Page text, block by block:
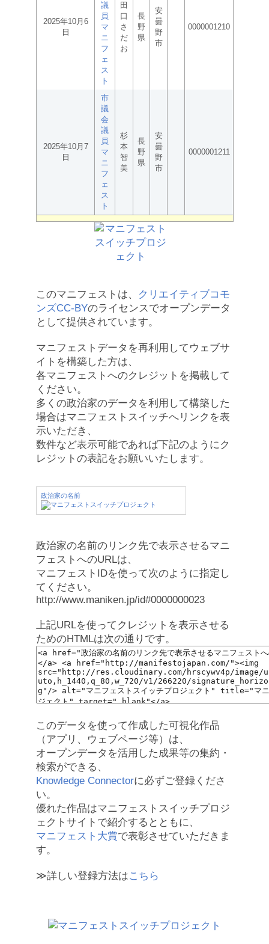
2025年10月6
日
議
員
マ
ニ
フ
ェ
ス
ト
田
口
さ
だ
お
長
野
県
安
曇
野
市
0000001210
2025年10月7
日
市
議
会
議
員
マ
ニ
フ
ェ
ス
ト
杉
本
智
美
長
野
県
安
曇
野
市
0000001211
このマニフェストは、
クリエイティブコモ
ンズCC-BYのライセンスでオープンデータ
として提供されています。
マニフェストデータを再利用してウェブサ
イトを構築した方は、
各マニフェストへのクレジットを掲載して
ください。
多くの政治家のデータを利用して構築した
場合はマニフェストスイッチへリンクを表
示いただき、
数件など表示可能であれば下記のようにク
レジットの表記をお願いいたします。
政治家の名前
政治家の名前のリンク先で表示させるマニ
フェストへのURLは、
マニフェストIDを使って次のように指定し
てください。
http://www.maniken.jp/id#0000000023
上記URLを使ってクレジットを表示させる
ためのHTMLは次の通りです。
このデータを使って作成した可視化作品
（アプリ、ウェブページ等）は、
オープンデータを活用した成果等の集約・
検索ができる、
Knowledge Connectorに必ずご登録くださ
い。
優れた作品はマニフェストスイッチプロジ
ェクトサイトで紹介するとともに、
マニフェスト大賞で表彰させていただきま
す。
≫詳しい登録方法はこちら